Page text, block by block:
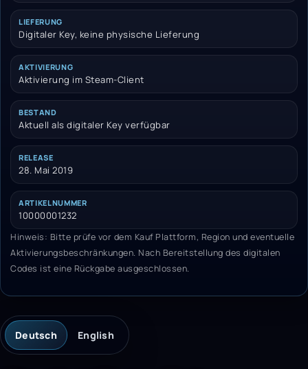
LIEFERUNG
Digitaler Key, keine physische Lieferung
AKTIVIERUNG
Aktivierung im Steam-Client
BESTAND
Aktuell als digitaler Key verfügbar
RELEASE
28. Mai 2019
ARTIKELNUMMER
10000001232
Hinweis: Bitte prüfe vor dem Kauf Plattform, Region und eventuelle
Aktivierungsbeschränkungen. Nach Bereitstellung des digitalen
Codes ist eine Rückgabe ausgeschlossen.
Deutsch English